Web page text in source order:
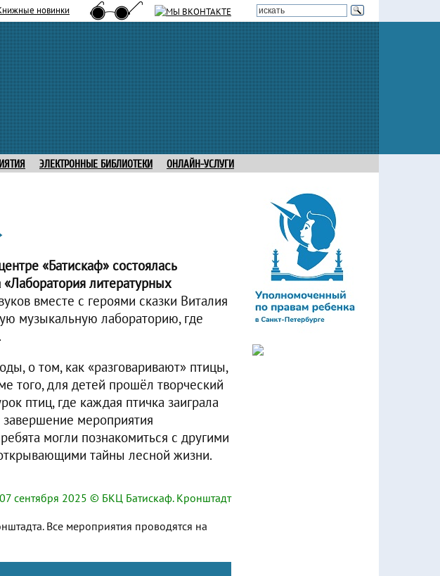
новинки
ЭЛЕКТРОННЫЕ БИБЛИОТЕКИ ОНЛАЙН-УСЛУГИ
«Батискаф» состоялась
литературных
вместе с героями сказки Виталия
музыкальную лабораторию, где
о том, как «разговаривают» птицы,
того, для детей прошёл творческий
птиц, где каждая птичка заиграла
мероприятия
могли познакомиться с другими
тайны лесной жизни.
07 сентября 2025 © БКЦ Батискаф. Кронштадт
Все мероприятия проводятся на